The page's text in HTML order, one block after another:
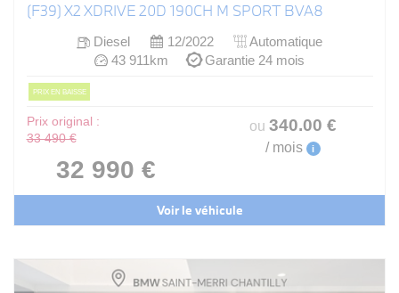
(F39) X2 XDRIVE 20D 190CH M SPORT BVA8
Diesel 12/2022
Automatique
43 911km
Garantie 24 mois
PRIX EN BAISSE
Prix original :
33 490 €
32 990 €
ou 340.00 €
/ mois i
Voir le véhicule